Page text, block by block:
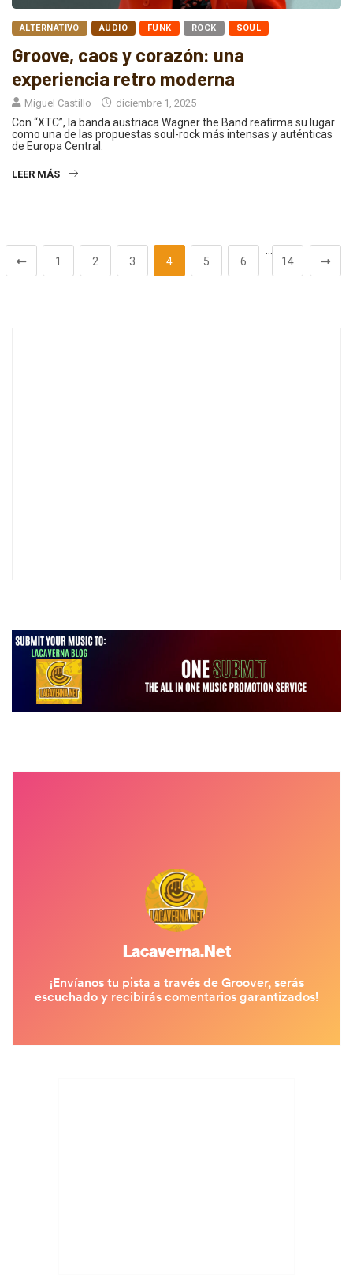
ALTERNATIVO AUDIO FUNK ROCK SOUL
Groove, caos y corazón: una
experiencia retro moderna
Miguel Castillo diciembre 1, 2025
Con “XTC”, la banda austriaca Wagner the Band reafirma su lugar
como una de las propuestas soul-rock más intensas y auténticas
de Europa Central.
LEER MÁS
1 2 3 4 5 6
…
14